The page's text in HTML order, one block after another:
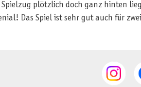
plötzlich doch ganz hinten
Das Spiel ist sehr gut auch für